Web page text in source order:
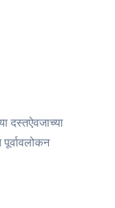
दस्तऐवजाच्या